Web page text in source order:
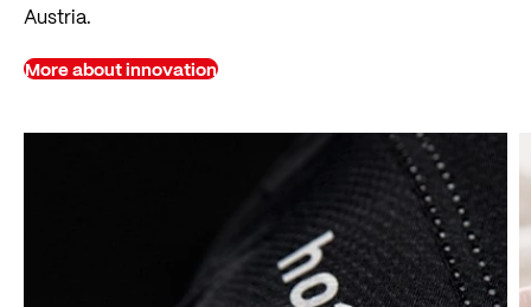
Austria.
More about innovation